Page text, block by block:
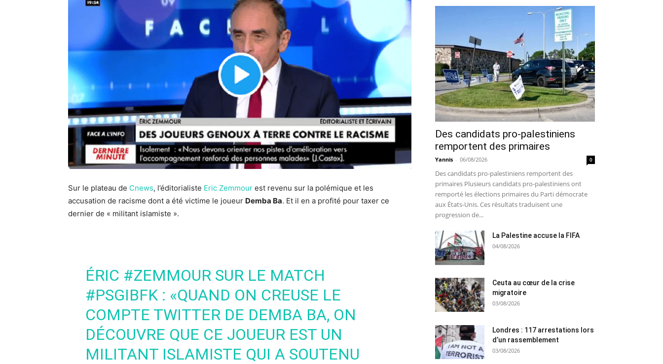
Sur le plateau de Cnews, l’éditorialiste Eric Zemmour est revenu sur la polémique et les
accusation de racisme dont a été victime le joueur Demba Ba. Et il en a profité pour taxer ce
dernier de « militant islamiste ».
ÉRIC #ZEMMOURSUR LE MATCH
#PSGIBFK: «QUAND ON CREUSE LE
COMPTE TWITTER DE DEMBA BA, ON
DÉCOUVRE QUE CE JOUEUR EST UN
MILITANT ISLAMISTE QUI A SOUTENU
Des candidats pro-palestiniens
remportent des primaires
Yannis - 06/08/2026 0
Des candidats pro-palestiniens remportent des
primaires Plusieurs candidats pro-palestiniens ont
remporté les élections primaires du Parti démocrate
aux États-Unis. Ces résultats traduisent une
progression de...
La Palestine accuse la FIFA
04/08/2026
Ceuta au cœur de la crise
migratoire
03/08/2026
Londres : 117 arrestations lors
d’un rassemblement
03/08/2026